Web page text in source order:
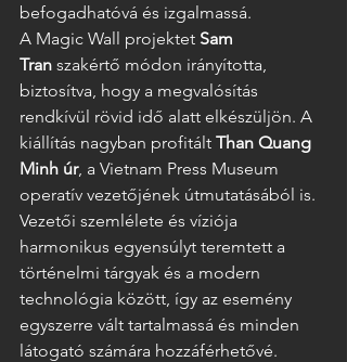
befogadhatóvá és izgalmassá.
A Magic Wall projektet Sam
Tran szakértő módon irányította,
biztosítva, hogy a megvalósítás
rendkívül rövid idő alatt elkészüljön. A
kiállítás nagyban profitált Than Quang
Minh úr, a Vietnam Press Museum
operatív vezetőjének útmutatásából is.
Vezetői szemlélete és víziója
harmonikus egyensúlyt teremtett a
történelmi tárgyak és a modern
technológia között, így az esemény
egyszerre vált tartalmassá és minden
látogató számára hozzáférhetővé.